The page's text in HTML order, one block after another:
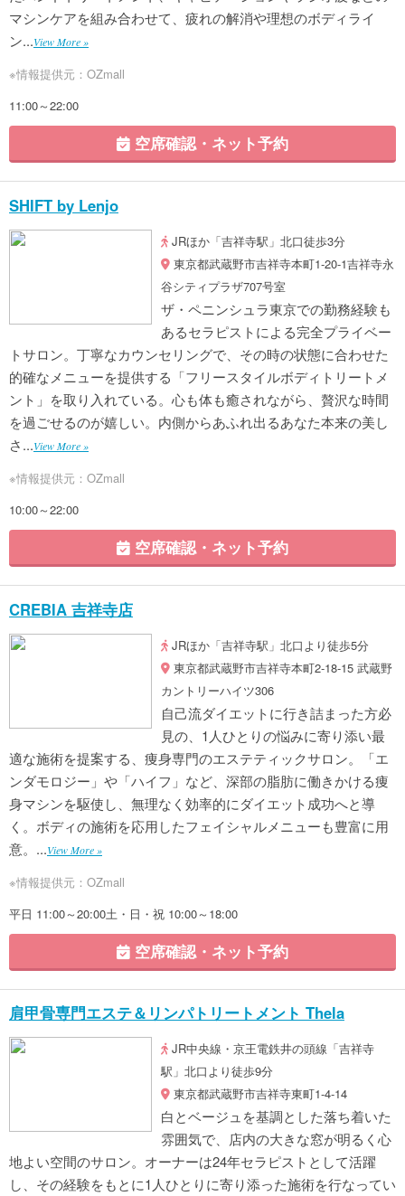
マシンケアを組み合わせて、疲れの解消や理想のボディライ
ン...View More »
※情報提供元：OZmall
11:00～22:00
空席確認・ネット予約
SHIFT by Lenjo
JRほか「吉祥寺駅」北口徒歩3分
東京都武蔵野市吉祥寺本町1-20-1吉祥寺永
谷シティプラザ707号室
ザ・ペニンシュラ東京での勤務経験も
あるセラピストによる完全プライベー
トサロン。丁寧なカウンセリングで、その時の状態に合わせた
的確なメニューを提供する「フリースタイルボディトリートメ
ント」を取り入れている。心も体も癒されながら、贅沢な時間
を過ごせるのが嬉しい。内側からあふれ出るあなた本来の美し
さ...View More »
※情報提供元：OZmall
10:00～22:00
空席確認・ネット予約
CREBIA 吉祥寺店
JRほか「吉祥寺駅」北口より徒歩5分
東京都武蔵野市吉祥寺本町2-18-15 武蔵野
カントリーハイツ306
自己流ダイエットに行き詰まった方必
見の、1人ひとりの悩みに寄り添い最
適な施術を提案する、痩身専門のエステティックサロン。「エ
ンダモロジー」や「ハイフ」など、深部の脂肪に働きかける痩
身マシンを駆使し、無理なく効率的にダイエット成功へと導
く。ボディの施術を応用したフェイシャルメニューも豊富に用
意。...View More »
※情報提供元：OZmall
平日 11:00～20:00土・日・祝 10:00～18:00
空席確認・ネット予約
肩甲骨専門エステ＆リンパトリートメント Thela
JR中央線・京王電鉄井の頭線「吉祥寺
駅」北口より徒歩9分
東京都武蔵野市吉祥寺東町1-4-14
白とベージュを基調とした落ち着いた
雰囲気で、店内の大きな窓が明るく心
地よい空間のサロン。オーナーは24年セラピストとして活躍
し、その経験をもとに1人ひとりに寄り添った施術を行なってい